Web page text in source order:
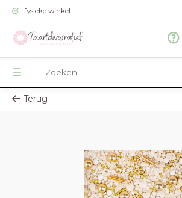
fysieke winkel
Terug